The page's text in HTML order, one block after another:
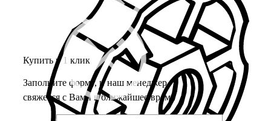
Купить в 1 клик
Заполните форму, и наш менеджер
свяжется с Вами в ближайшее время